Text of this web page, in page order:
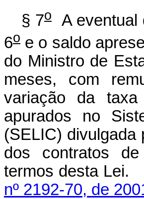
§ 7o
A eventual
6o e o saldo
do Ministro de
meses, com
variação da taxa
apurados no
(SELIC) divulgada
dos contratos
termos
nº 2192-70, de